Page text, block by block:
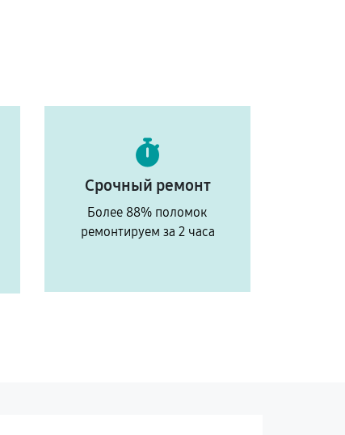
Срочный ремонт
Более 88% поломок
ремонтируем за 2 часа